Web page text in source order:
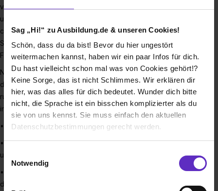
Sag „Hi!“ zu Ausbildung.de & unseren Cookies!
Schön, dass du da bist! Bevor du hier ungestört
weitermachen kannst, haben wir ein paar Infos für dich.
Du hast vielleicht schon mal was von Cookies gehört!?
Keine Sorge, das ist nicht Schlimmes. Wir erklären dir
hier, was das alles für dich bedeutet. Wunder dich bitte
nicht, die Sprache ist ein bisschen komplizierter als du
sie von uns kennst. Sie muss einfach den aktuellen
Datenschutzbestimmungen gerecht werden.
Notwendig
vielen Therapiegebieten. Dazu gehören in Deutschland
unsere Medikamente für rheumatische Erkrankungen,
chronisch-entzündliche Darmerkrankungen,
Schuppenflechte, HIV/AIDS, RSV-Infektionen bei
Frühgeborenen, Morbus Parkinson und mehr.
Neben der zielgerichteten Forschung & Entwicklung sowie
der Produktion unserer innovativen Spezialmedikamente
rufen wir in Deutschland außerdem wegweisende Initiativen
ins Leben. Ziele dieser Initiative sind:
• Patienten im Umgang mit ihrer Krankheit zu unterstützen
• Behandlungsergebnisse durch eine rechtzeitige Diagnose
und Therapie zu verbessern
• Aufmerksamkeit und Verständnis für ihre Erkrankungen in
der Öffentlichkeit zu steigern